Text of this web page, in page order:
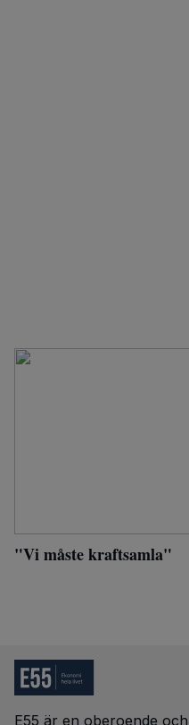
"Vi måste kraftsamla"
E55 är en oberoende